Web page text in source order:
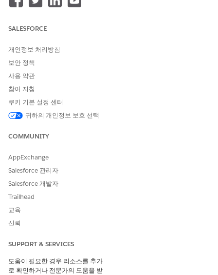
여 조사에서 해결까지 고객 컴플레인의 전체 수명 주기를 관리
항을 분석하고 유사한 내역 컴플레인을 검색하여 입증된 해결
인 해결 노트를 생성하고 컴플레인 레코드를 업데이트하거나 고
이 기사를 통해 문제를 해결했습니까?
개선을 위한 의견을 보내주세요.
SALESFORCE
개인정보 처리방침
보안 정책
사용 약관
참여 지침
쿠키 기본 설정 센터
귀하의 개인정보 보호 선택
COMMUNITY
AppExchange
Salesforce 관리자
Salesforce 개발자
Trailhead
교육
신뢰
SUPPORT & SERVICES
도움이 필요한 경우 리소스를 추가
로 확인하거나 전문가의 도움을 받